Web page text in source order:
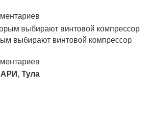
выбирают винтовой компрессор
Тула